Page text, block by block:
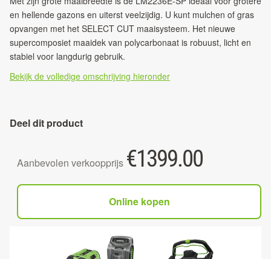
en hellende gazons en uiterst veelzijdig. U kunt mulchen of gras
opvangen met het SELECT CUT maaisysteem. Het nieuwe
supercomposiet maaidek van polycarbonaat is robuust, licht en
stabiel voor langdurig gebruik.
Bekijk de volledige omschrijving hieronder
Deel dit product
Aanbevolen verkoopprijs €1399.00
Online kopen